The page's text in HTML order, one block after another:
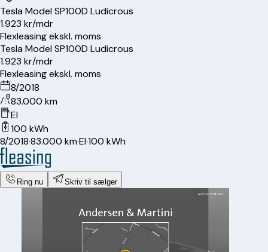
TeslaModel SP100D Ludicrous
1.923 kr/mdr
Flexleasing ekskl. moms
TeslaModel SP100D Ludicrous
1.923 kr/mdr
Flexleasing ekskl. moms
8/2018
83.000 km
El
100 kWh
8/2018·83.000 km·El·100 kWh
Ring nu Skriv til sælger